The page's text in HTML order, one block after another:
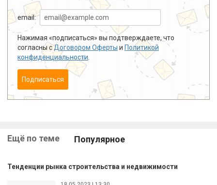
email:
Нажимая «подписаться» вы подтверждаете, что
согласны сДоговором Оферты и Политикой
конфиденциальности
Подписаться
Ещё по теме Популярное
Тенденции рынка строительства и недвижимости